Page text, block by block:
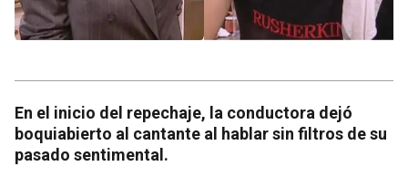
En el inicio del repechaje, la conductora dejó
boquiabierto al cantante al hablar sin filtros de su
pasado sentimental.